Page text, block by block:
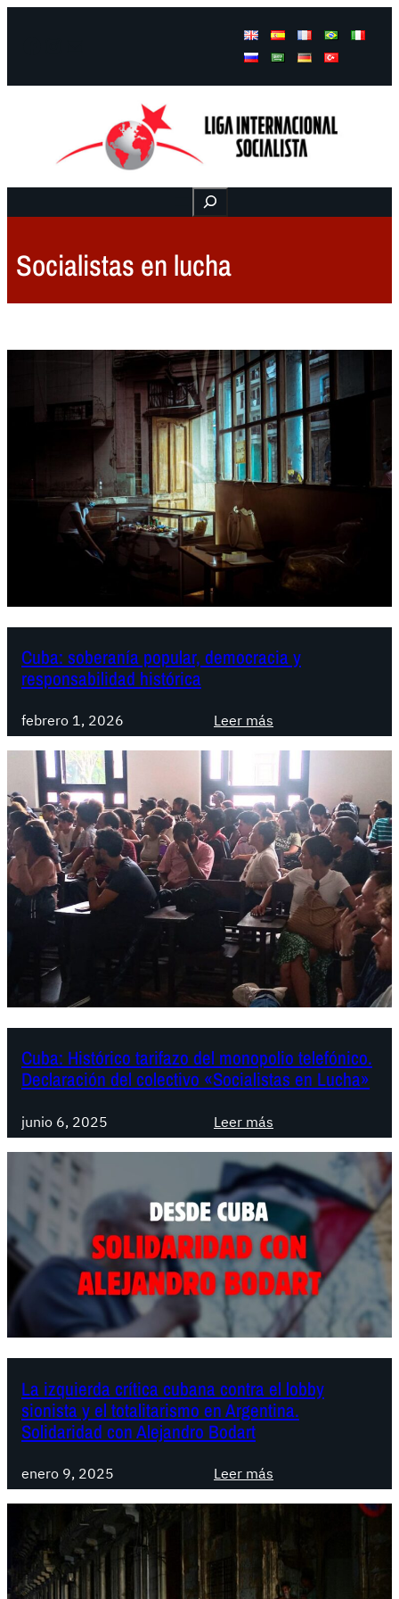
Buscar
Socialistas en lucha
Cuba: soberanía popular, democracia y
responsabilidad histórica
febrero 1, 2026 Leer más
C
u
b
a
:
s
o
b
e
r
a
n
í
a
p
o
l
a
r
d
e
m
o
c
i
r
e
p
o
n
Cuba: Histórico tarifazo del monopolio telefónico.
Declaración del colectivo «Socialistas en Lucha»
junio 6, 2025 Leer más
C
u
b
a
:
H
i
s
ó
i
c
a
r
f
a
z
La izquierda crítica cubana contra el lobby
sionista y el totalitarismo en Argentina.
Solidaridad con Alejandro Bodart
enero 9, 2025 Leer más
L
a
i
z
q